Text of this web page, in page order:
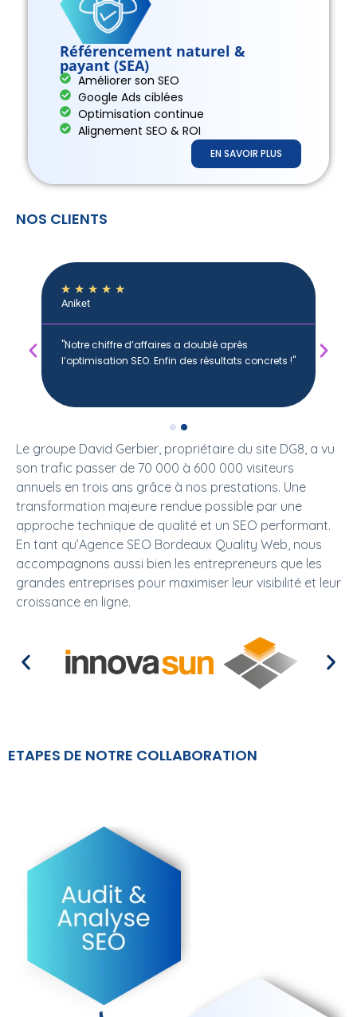
Référencement naturel &
payant (SEA)
Améliorer son SEO
Google Ads ciblées
Optimisation continue
Alignement SEO & ROI
EN SAVOIR PLUS
NOS CLIENTS
★ ★ ★ ★ ★
Aniket
"Notre chiffre d’affaires a doublé après
l’optimisation SEO. Enfin des résultats concrets !"
Le groupe David Gerbier, propriétaire du site DG8, a vu
son trafic passer de 70 000 à 600 000 visiteurs
annuels en trois ans grâce à nos prestations. Une
transformation majeure rendue possible par une
approche technique de qualité et un SEO performant.
En tant qu’Agence SEO Bordeaux Quality Web, nous
accompagnons aussi bien les entrepreneurs que les
grandes entreprises pour maximiser leur visibilité et leur
croissance en ligne.
ETAPES DE NOTRE COLLABORATION